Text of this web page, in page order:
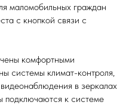
маломобильных граждан
с кнопкой связи с
комфортными
системы климат-контроля,
в зеркалах
подключаются к системе